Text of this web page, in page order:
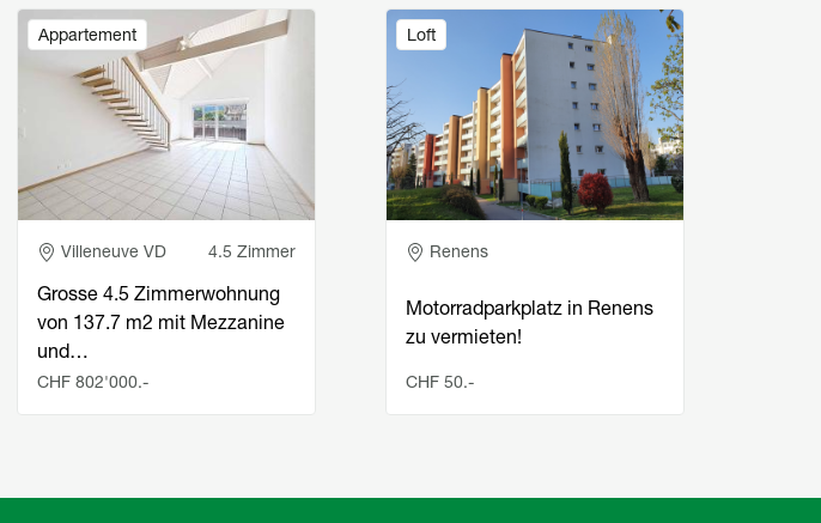
Appartement
Image
Adresse
Villeneuve VD 4.5 Zimmer
Grosse 4.5 Zimmerwohnung
von 137.7 m2 mit Mezzanine
und…
CHF 802'000.-
Loft
Image
Renens
Motorradparkplatz in Renens
zu vermieten!
CHF 50.-